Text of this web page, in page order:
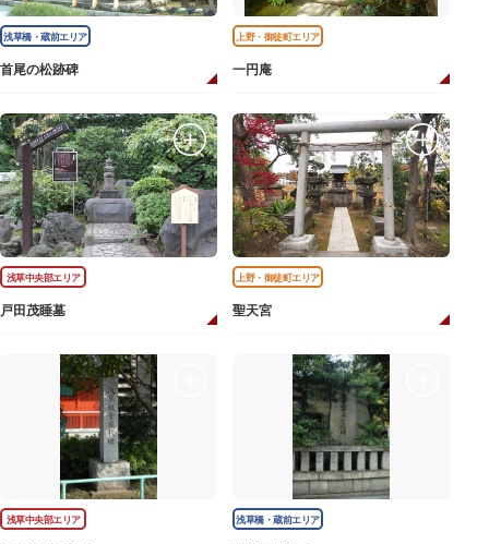
浅草橋・蔵前エリア
首尾の松跡碑
上野・御徒町エリア
一円庵
浅草中央部エリア
戸田茂睡墓
上野・御徒町エリア
聖天宮
浅草中央部エリア 浅草橋・蔵前エリア